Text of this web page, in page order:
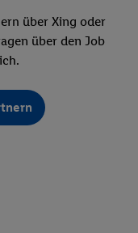
über Xing oder
über den Job